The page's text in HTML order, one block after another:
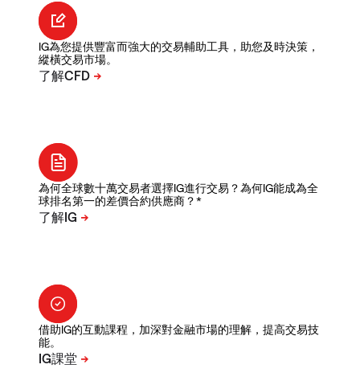
IG為您提供豐富而強大的交易輔助工具，助您及時決策，
縱橫交易市場。
為何全球數十萬交易者選擇IG進行交易？為何IG能成為全
球排名第一的差價合約供應商？*
借助IG的互動課程，加深對金融市場的理解，提高交易技
能。